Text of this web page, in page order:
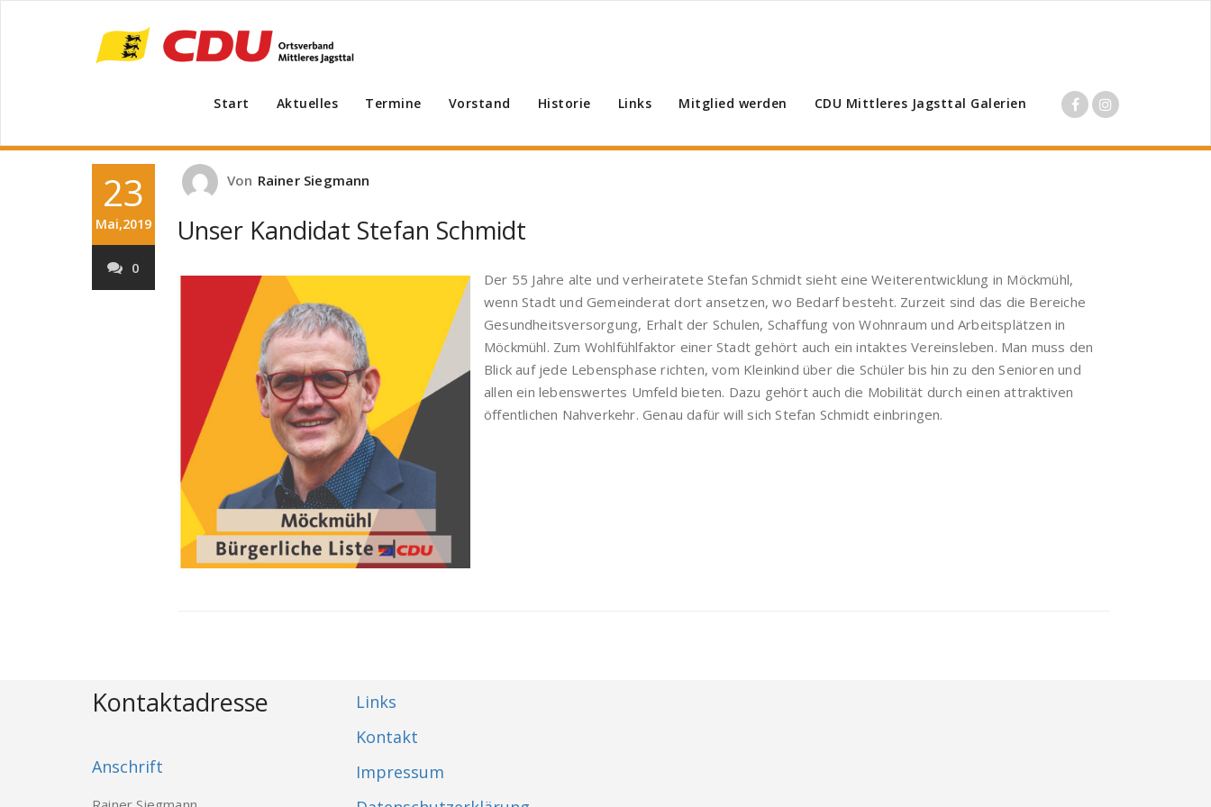
Start Aktuelles Termine Vorstand Historie Links Mitglied werden CDU Mittleres Jagsttal Galerien
23
Mai,2019
0
Von Rainer Siegmann
Unser Kandidat Stefan Schmidt
Der 55 Jahre alte und verheiratete Stefan Schmidt sieht eine Weiterentwicklung in Möckmühl,
wenn Stadt und Gemeinderat dort ansetzen, wo Bedarf besteht. Zurzeit sind das die Bereiche
Gesundheitsversorgung, Erhalt der Schulen, Schaffung von Wohnraum und Arbeitsplätzen in
Möckmühl. Zum Wohlfühlfaktor einer Stadt gehört auch ein intaktes Vereinsleben. Man muss den
Blick auf jede Lebensphase richten, vom Kleinkind über die Schüler bis hin zu den Senioren und
allen ein lebenswertes Umfeld bieten. Dazu gehört auch die Mobilität durch einen attraktiven
öffentlichen Nahverkehr. Genau dafür will sich Stefan Schmidt einbringen.
Kontaktadresse
Anschrift
Links
Kontakt
Impressum